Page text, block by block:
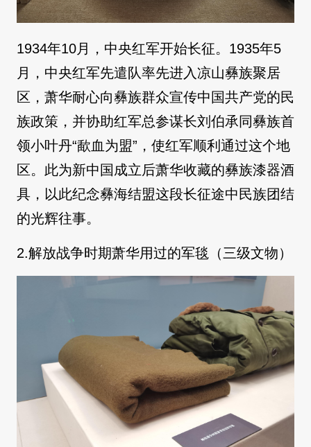
1934年10月，中央红军开始长征。1935年5
月，中央红军先遣队率先进入凉山彝族聚居
区，萧华耐心向彝族群众宣传中国共产党的民
族政策，并协助红军总参谋长刘伯承同彝族首
领小叶丹“歃血为盟”，使红军顺利通过这个地
区。此为新中国成立后萧华收藏的彝族漆器酒
具，以此纪念彝海结盟这段长征途中民族团结
的光辉往事。
2.解放战争时期萧华用过的军毯（三级文物）